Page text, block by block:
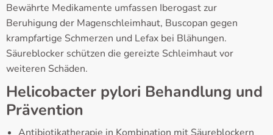
Bewährte Medikamente umfassen Iberogast zur
Beruhigung der Magenschleimhaut, Buscopan gegen
krampfartige Schmerzen und Lefax bei Blähungen.
Säureblocker schützen die gereizte Schleimhaut vor
weiteren Schäden.
Helicobacter pylori Behandlung und
Prävention